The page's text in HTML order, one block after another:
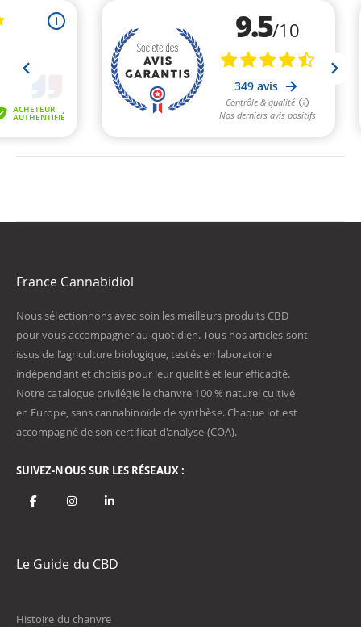
France Cannabidiol
Nous sélectionnons avec soin les meilleurs produits CBD
pour vous accompagner au quotidien. Tous nos articles sont
issus de l’agriculture biologique, testés en laboratoire
indépendant et choisis pour leur qualité et leur efficacité.
Notre catalogue privilégie le chanvre 100 % naturel cultivé
en Europe, sans cannabinoïde de synthèse. Chaque lot est
accompagné de son certificat d'analyse (COA).
SUIVEZ-NOUS SUR LES RÉSEAUX :
Le Guide du CBD
Histoire du chanvre